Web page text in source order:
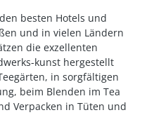
besten Hotels und
und in vielen Ländern
die exzellenten
kunst hergestellt
in sorgfältigen
beim Blenden im Tea
Verpacken in Tüten und